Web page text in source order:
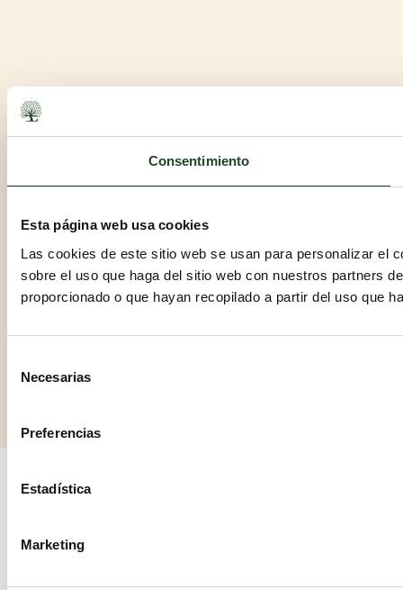
Consentimiento
Esta página web usa cookies
Las cookies de este sitio web se usan para personalizar el
sobre el uso que haga del sitio web con nuestros partners
proporcionado o que hayan recopilado a partir del uso que
Necesarias
Preferencias
Estadística
Marketing